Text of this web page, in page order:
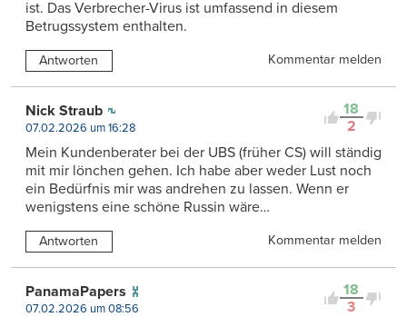
ist. Das Verbrecher-Virus ist umfassend in diesem
Betrugssystem enthalten.
Antworten Kommentar melden
18
2
Nick Straub
07.02.2026 um 16:28
Mein Kundenberater bei der UBS (früher CS) will ständig
mit mir lönchen gehen. Ich habe aber weder Lust noch
ein Bedürfnis mir was andrehen zu lassen. Wenn er
wenigstens eine schöne Russin wäre…
Antworten Kommentar melden
18
3
PanamaPapers
07.02.2026 um 08:56